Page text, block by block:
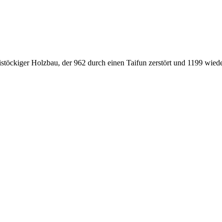
Holzbau, der 962 durch einen Taifun zerstört und 1199